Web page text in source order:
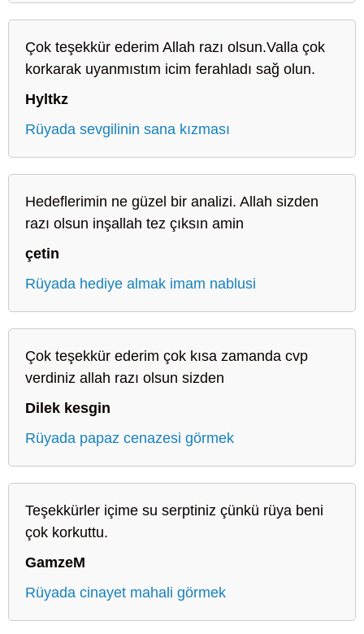
Çok teşekkür ederim Allah razı olsun.Valla çok
korkarak uyanmıstım icim ferahladı sağ olun.
Hyltkz
Rüyada sevgilinin sana kızması
Hedeflerimin ne güzel bir analizi. Allah sizden
razı olsun inşallah tez çıksın amin
çetin
Rüyada hediye almak imam nablusi
Çok teşekkür ederim çok kısa zamanda cvp
verdiniz allah razı olsun sizden
Dilek kesgin
Rüyada papaz cenazesi görmek
Teşekkürler içime su serptiniz çünkü rüya beni
çok korkuttu.
GamzeM
Rüyada cinayet mahali görmek